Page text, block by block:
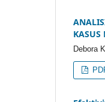
Debora